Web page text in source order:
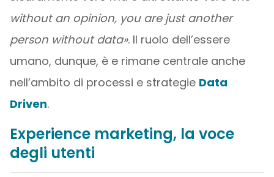
without an opinion, you are just another
person without data». Il ruolo dell’essere
umano, dunque, è e rimane centrale anche
nell’ambito di processi e strategie Data
Driven.
Experience marketing, la voce
degli utenti